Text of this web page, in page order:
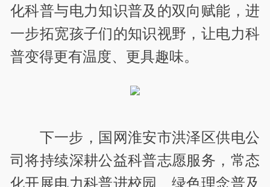
化科普与电力知识普及的双向赋能，进
一步拓宽孩子们的知识视野，让电力科
普变得更有温度、更具趣味。
下一步，国网淮安市洪泽区供电公
司将持续深耕公益科普志愿服务，常态
化开展电力科普进校园、绿色理念普及